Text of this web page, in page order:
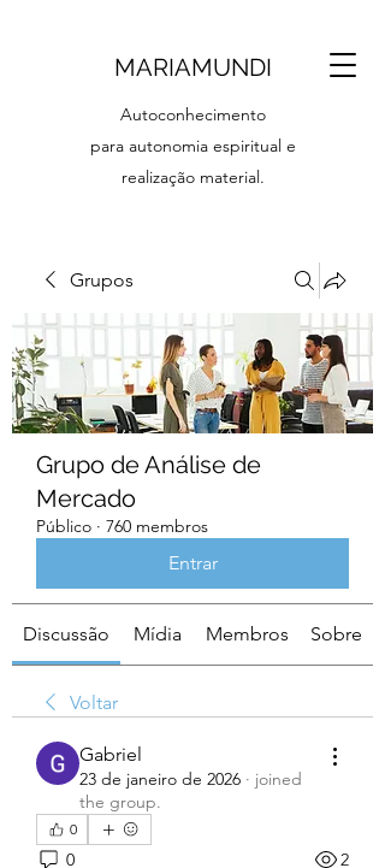
MARIAMUNDI
Autoconhecimento
para autonomia espiritual e
realização material.
Grupos
Grupo de Análise de
Mercado
Público · 760 membros
Entrar
Discussão Mídia Membros Sobre
Voltar
Gabriel
23 de janeiro de 2026 · joined
the group.
0
0 2